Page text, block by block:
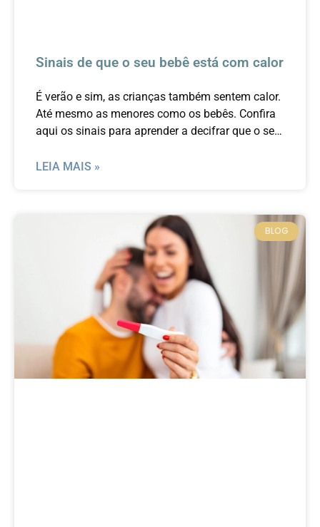
Sinais de que o seu bebê está com calor
É verão e sim, as crianças também sentem calor.
Até mesmo as menores como os bebês. Confira
aqui os sinais para aprender a decifrar que o seu
LEIA MAIS »
BLOG